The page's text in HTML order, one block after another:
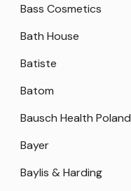
Bass Cosmetics
Bath House
Batiste
Batom
Bausch Health Poland
Bayer
Baylis & Harding